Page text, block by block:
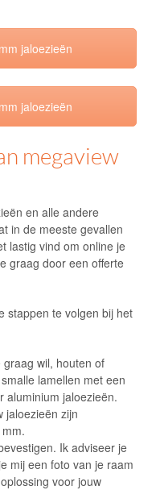
jaloezieën
jaloezieën
megaview
en alle andere
in de meeste gevallen
lastig vind om online je
graag door een offerte
stappen te volgen bij het
wil, houten of
lamellen met een
aluminium jaloezieën.
jaloezieën zijn
Ik adviseer je
mij een foto van je raam
voor jouw